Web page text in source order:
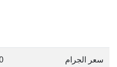
سعر الجرام